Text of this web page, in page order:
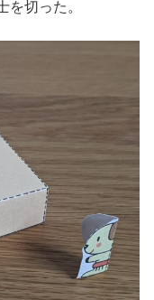
を切った。